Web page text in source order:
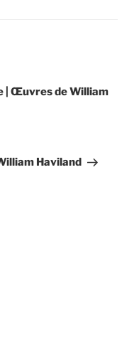
| Œuvres de William
Haviland